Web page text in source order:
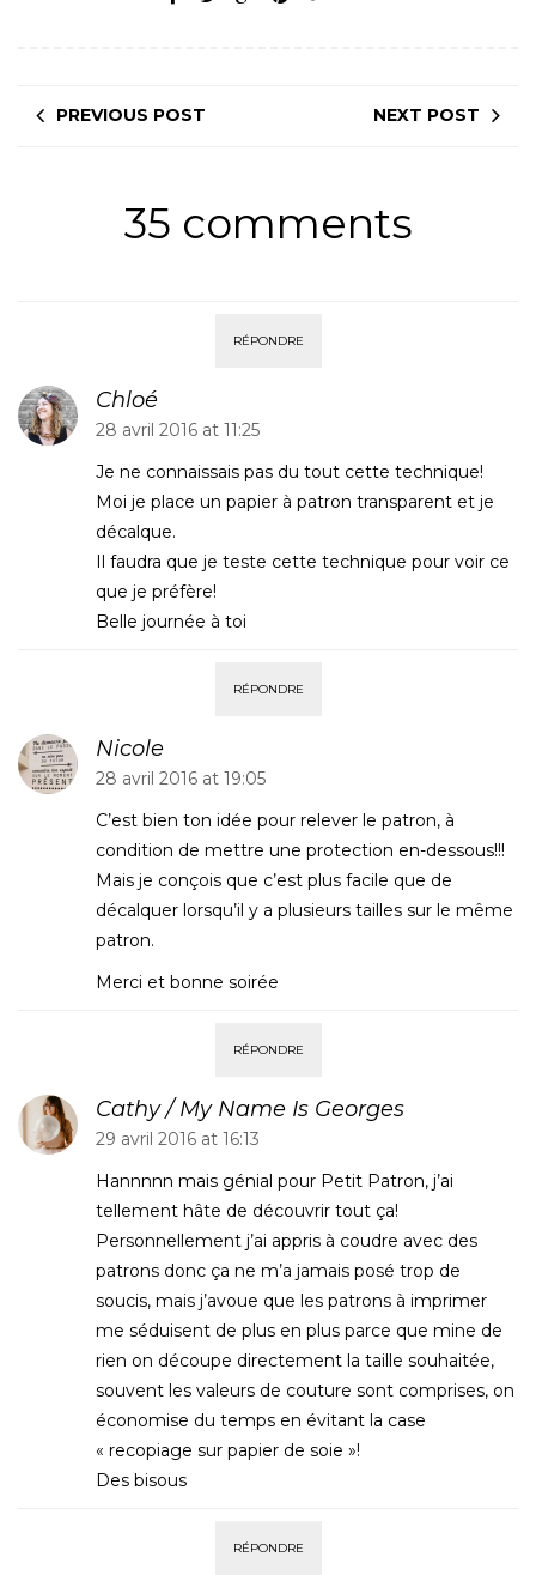
PREVIOUS POST NEXT POST
35 comments
RÉPONDRE
Chloé
28 avril 2016 at 11:25
Je ne connaissais pas du tout cette technique!
Moi je place un papier à patron transparent et je
décalque.
Il faudra que je teste cette technique pour voir ce
que je préfère!
Belle journée à toi
RÉPONDRE
Nicole
28 avril 2016 at 19:05
C’est bien ton idée pour relever le patron, à
condition de mettre une protection en-dessous!!!
Mais je conçois que c’est plus facile que de
décalquer lorsqu’il y a plusieurs tailles sur le même
patron.
Merci et bonne soirée
RÉPONDRE
Cathy / My Name Is Georges
29 avril 2016 at 16:13
Hannnnn mais génial pour Petit Patron, j’ai
tellement hâte de découvrir tout ça!
Personnellement j’ai appris à coudre avec des
patrons donc ça ne m’a jamais posé trop de
soucis, mais j’avoue que les patrons à imprimer
me séduisent de plus en plus parce que mine de
rien on découpe directement la taille souhaitée,
souvent les valeurs de couture sont comprises, on
économise du temps en évitant la case
« recopiage sur papier de soie »!
Des bisous
RÉPONDRE